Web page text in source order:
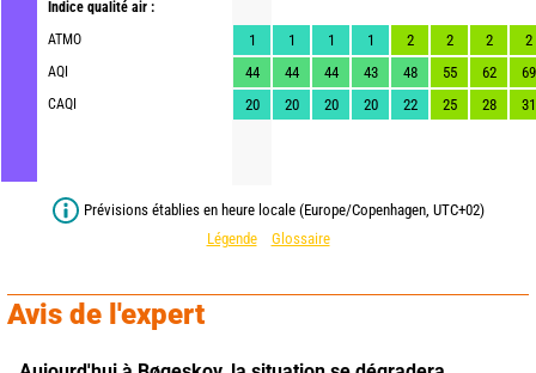
Indice qualité air :
ATMO
AQI
CAQI
1 1 1 1 2 2 2
2
44
44 44 43 48 55 62
69
20
20 20 20 22 25 28 31
Prévisions établies en heure locale (Europe/Copenhagen, UTC+02)
Légende
Glossaire
Avis de l'expert